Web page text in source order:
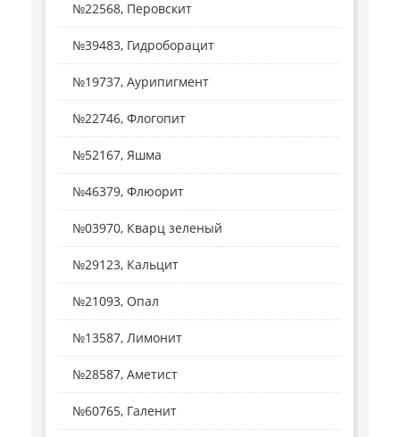
№22568, Перовскит
№39483, Гидроборацит
№19737, Аурипигмент
№22746, Флогопит
№52167, Яшма
№46379, Флюорит
№03970, Кварц зеленый
№29123, Кальцит
№21093, Опал
№13587, Лимонит
№28587, Аметист
№60765, Галенит